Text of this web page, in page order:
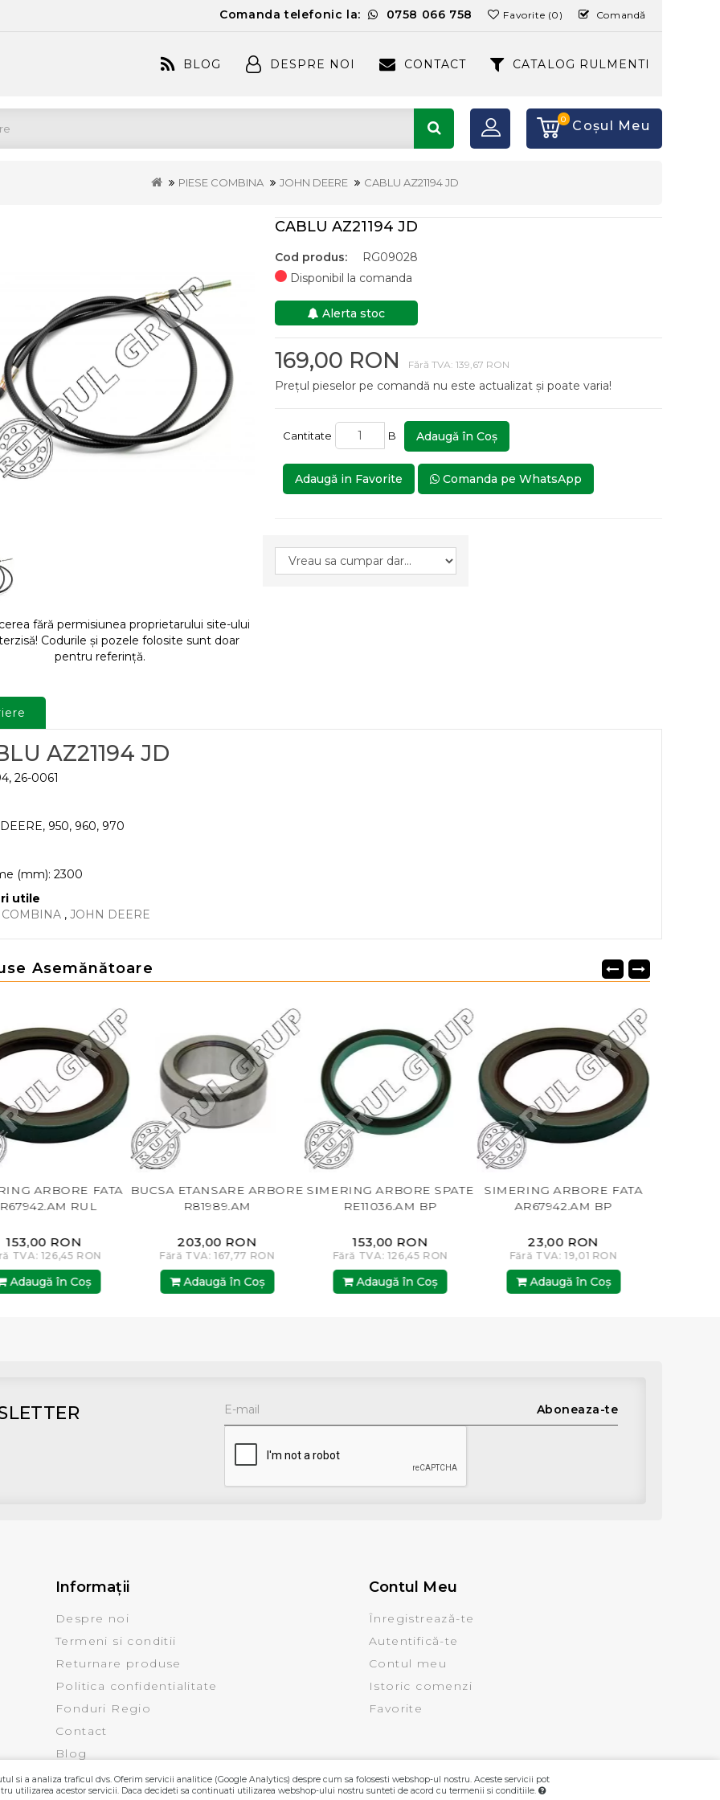
Comanda telefonic la: 0758 066 758 Favorite (0) Comandă
BLOG DESPRE NOI CONTACT CATALOG RULMENTI
0 Coşul Meu
PIESE COMBINA JOHN DEERE CABLU AZ21194 JD
fără permisiunea proprietarului site-ului
Codurile și pozele folosite sunt doar
pentru referință.
CABLU AZ21194 JD
Cod produs:
RG09028
Disponibil la comanda
Alerta stoc
169,00 RON Fără TVA: 139,67 RON
Prețul pieselor pe comandă nu este actualizat și poate varia!
Cantitate B Adaugă în Coş
Adaugă in Favorite Comanda pe WhatsApp
AZ21194 JD
26-0061
950, 960, 970
(mm): 2300
utile
COMBINA , JOHN DEERE
Asemănătoare
BUCSA ETANSARE ARBORE
R81989.AM
203,00 RON
Fără TVA: 167,77 RON
Adaugă în Coş
SIMERING ARBORE SPATE
RE11036.AM BP
153,00 RON
Fără TVA: 126,45 RON
Adaugă în Coş
SIMERING ARBORE FATA
AR67942.AM BP
Fără TVA: 19,01 RON
Adaugă în Coş
SIMERING ARBORE FATA
AR67942.AM RUL
Fără TVA: 126,45 RON
Adaugă în Coş
Aboneaza-te
Informaţii
Despre noi
Termeni si conditii
Returnare produse
Politica confidentialitate
Fonduri Regio
Contact
Blog
Contul Meu
Înregistrează-te
Autentifică-te
Contul meu
Istoric comenzi
Favorite
si a analiza traficul dvs. Oferim servicii analitice (Google Analytics) despre cum sa folosesti webshop-ul nostru. Aceste servicii pot
utilizarea acestor servicii. Daca decideti sa continuati utilizarea webshop-ului nostru sunteti de acord cu termenii si conditiile.